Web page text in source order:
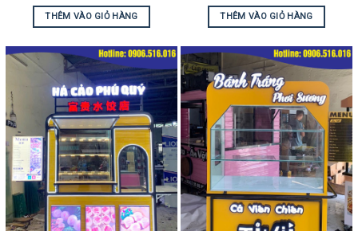
THÊM VÀO GIỎ HÀNG THÊM VÀO GIỎ HÀNG